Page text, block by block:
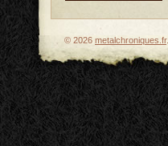
© 2026 metalchroniques.fr.